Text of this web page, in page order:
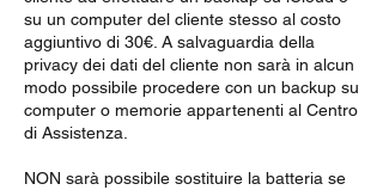
su un computer del cliente stesso al costo
aggiuntivo di 30€. A salvaguardia della
privacy dei dati del cliente non sarà in alcun
modo possibile procedere con un backup su
computer o memorie appartenenti al Centro
di Assistenza.
NON sarà possibile sostituire la batteria se